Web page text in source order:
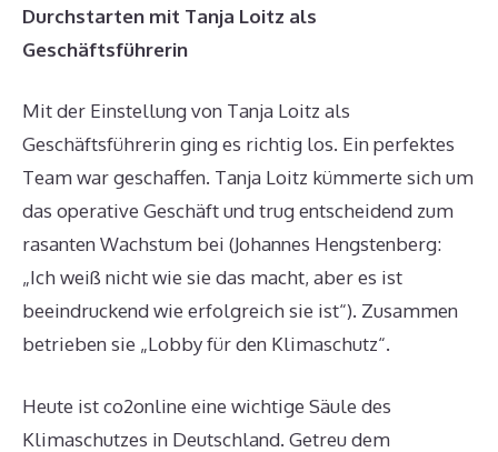
Durchstarten mit Tanja Loitz als
Geschäftsführerin
Mit der Einstellung von Tanja Loitz als
Geschäftsführerin ging es richtig los. Ein perfektes
Team war geschaffen. Tanja Loitz kümmerte sich um
das operative Geschäft und trug entscheidend zum
rasanten Wachstum bei (Johannes Hengstenberg:
„Ich weiß nicht wie sie das macht, aber es ist
beeindruckend wie erfolgreich sie ist“). Zusammen
betrieben sie „Lobby für den Klimaschutz“.
Heute ist co2online eine wichtige Säule des
Klimaschutzes in Deutschland. Getreu dem